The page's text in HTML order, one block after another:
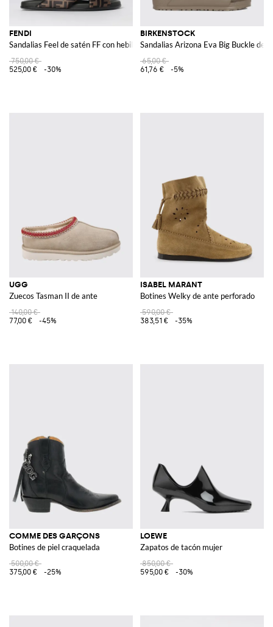
FENDI
Sandalias Feel de satén FF con hebilla decorativa D-ring
750,00 €
525,00 €
-30%
BIRKENSTOCK
Sandalias Arizona Eva Big Buckle de
65,00 €
61,76 €
-5%
UGG
Zuecos Tasman II de ante
140,00 €
77,00 €
-45%
ISABEL MARANT
Botines Welky de ante perforado
590,00 €
383,51 €
-35%
COMME DES GARÇONS
Botines de piel craquelada
500,00 €
375,00 €
-25%
LOEWE
Zapatos de tacón mujer
850,00 €
595,00 €
-30%